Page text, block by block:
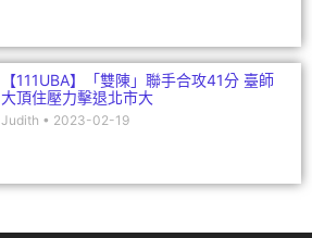
【111UBA】「雙陳」聯手合攻41分 臺師
大頂住壓力擊退北市大
Judith 2023-02-19